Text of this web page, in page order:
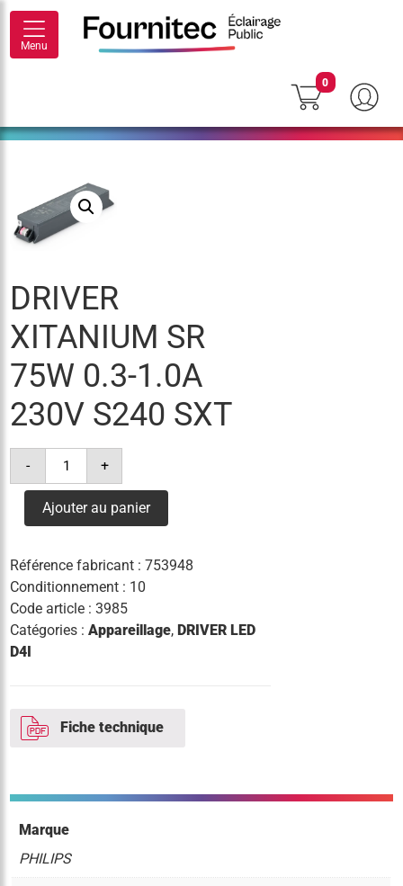
Menu
0
DRIVER
XITANIUM SR
75W 0.3-1.0A
230V S240 SXT
-
quantité
driver
sr
75w
230v
s240
sxt
+
Ajouter au panier
Référence fabricant :753948
Conditionnement : 10
Code article :3985
Catégories :Appareillage,DRIVER LED
D4I
Fiche technique
Marque
PHILIPS